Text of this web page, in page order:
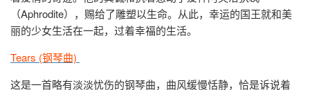
（Aphrodite），赐给了雕塑以生命。从此，幸运的国王就和美
丽的少女生活在一起，过着幸福的生活。
Tears (钢琴曲)
这是一首略有淡淡忧伤的钢琴曲，曲风缓慢恬静，恰是诉说着